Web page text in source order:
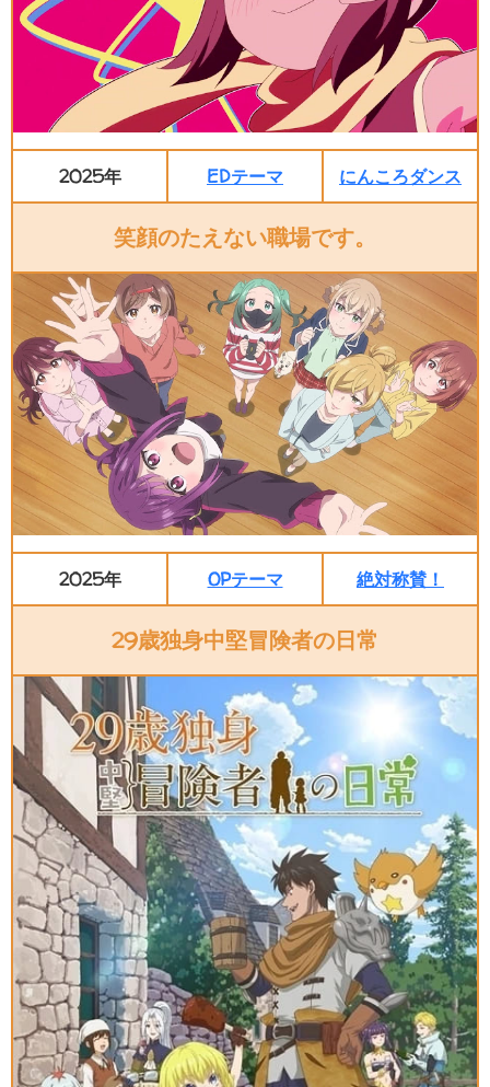
2025年 EDテーマ にんころダンス
笑顔のたえない職場です。
2025年 OPテーマ 絶対称賛！
29歳独身中堅冒険者の日常